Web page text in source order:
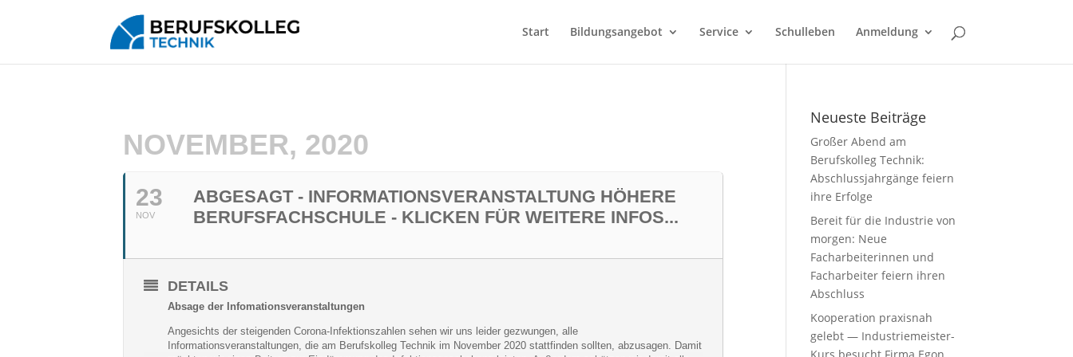
Start Bildungsangebot Service Schulleben Anmeldung
NOVEMBER, 2020
23
NOV
ABGESAGT - INFORMATIONSVERANSTALTUNG HÖHERE
BERUFSFACHSCHULE - KLICKEN FÜR WEITERE INFOS...
DETAILS
Absage der Infomationsveranstaltungen
Angesichts der steigenden Corona-Infektionszahlen sehen wir uns leider gezwungen, alle
Informationsveranstaltungen, die am Berufskolleg Technik im November 2020 stattfinden sollten, abzusagen. Damit
Neueste Beiträge
Großer Abend am
Berufskolleg Technik:
Abschlussjahrgänge feiern
ihre Erfolge
Bereit für die Industrie von
morgen: Neue
Facharbeiterinnen und
Facharbeiter feiern ihren
Abschluss
Kooperation praxisnah
gelebt — Industriemeister-